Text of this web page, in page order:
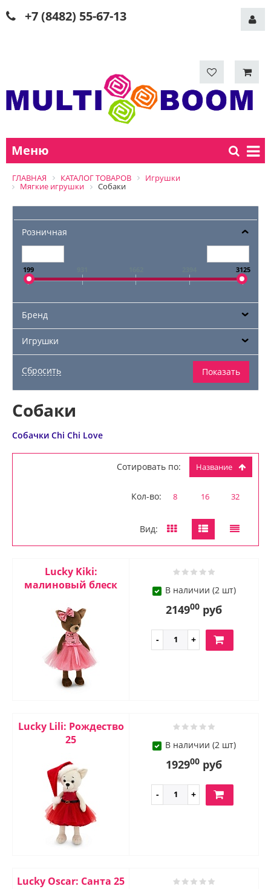
+7 (8482) 55-67-13
Меню
ГЛАВНАЯ КАТАЛОГ ТОВАРОВ
Игрушки
Мягкие игрушки
Собаки
Розничная
199 3125
Бренд
Игрушки
Собаки
Собачки Chi Chi Love
Сотировать по: Название
Кол-во: 8 16 32
Вид:
Lucky Kiki:
малиновый блеск
В наличии (2 шт)
214900 руб
Lucky Lili: Рождество
25
В наличии (2 шт)
192900 руб
Lucky Oscar: Санта 25